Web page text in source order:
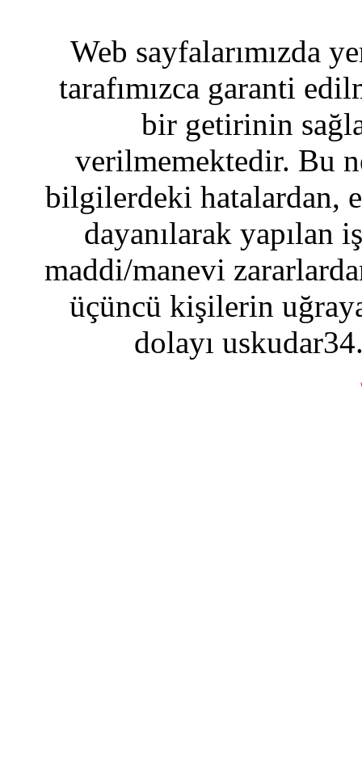
Web sayfalarımızda
tarafımızca garanti
bir getirinin
verilmemektedir. Bu
bilgilerdeki hatalardan,
dayanılarak yapılan
maddi/manevi
üçüncü kişilerin
dolayı